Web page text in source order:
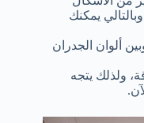
يمكنك
ألوان الجدران
ولذلك يتجه